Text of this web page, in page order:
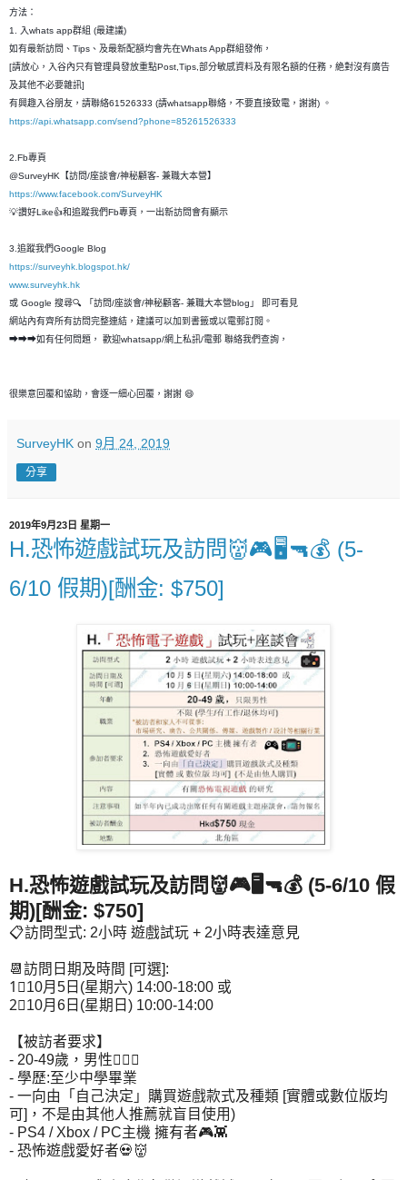
方法：
1. 入whats app群組 (最建議)
如有最新訪問、Tips、及最新配額均會先在Whats App群組發佈，
[請放心，入谷內只有管理員發放重點Post,Tips,部分敏感資料及有限名額的任務，絶對沒有廣告
及其他不必要雜訊]
有興趣入谷朋友，請聯絡61526333 (請whatsapp聯絡，不要直接致電，謝謝) 。
https://api.whatsapp.com/send?phone=85261526333
2.Fb專頁
@SurveyHK【訪問/座談會/神秘顧客- 兼職大本營】
https://www.facebook.com/SurveyHK
💡讚好Like👍和追蹤我們Fb專頁，一出新訪問會有顯示
3.追蹤我們Google Blog
https://surveyhk.blogspot.hk/
www.surveyhk.hk
或 Google 搜尋🔍 「訪問/座談會/神秘顧客- 兼職大本營blog」 即可看見
網站內有齊所有訪問完整連結，建議可以加到書籤或以電郵訂閱。
➡➡➡如有任何問題， 歡迎whatsapp/網上私訊/電郵 聯絡我們查詢，
很樂意回覆和恊助，會逐一細心回覆，謝謝 😄
SurveyHK on 9月 24, 2019
分享
2019年9月23日 星期一
H.恐怖遊戲試玩及訪問👹🎮🖥🔫💰 (5-
6/10 假期)[酬金: $750]
H.恐怖遊戲試玩及訪問👹🎮🖥🔫💰 (5-6/10 假
期)[酬金: $750]
📋訪問型式: 2小時 遊戲試玩 + 2小時表達意見
📆訪問日期及時間 [可選]:
1⃣10月5日(星期六) 14:00-18:00 或
2⃣10月6日(星期日) 10:00-14:00
【被訪者要求】
- 20-49歲，男性🙋🏻‍♂
- 學歷:至少中學畢業
- 一向由「自己決定」購買遊戲款式及種類 [實體或數位版均
可]，不是由其他人推薦就盲目使用)
- PS4 / Xbox / PC主機 擁有者🎮👾
- 恐怖遊戲愛好者💀👹